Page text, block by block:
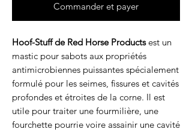
Commander et payer
Hoof-Stuff de Red Horse Productsest un
mastic pour sabots aux propriétés
antimicrobiennes puissantes spécialement
formulé pour les seimes, fissures et cavités
profondes et étroites de la corne. Il est
utile pour traiter une fourmilière, une
fourchette pourrie voire assainir une cavité